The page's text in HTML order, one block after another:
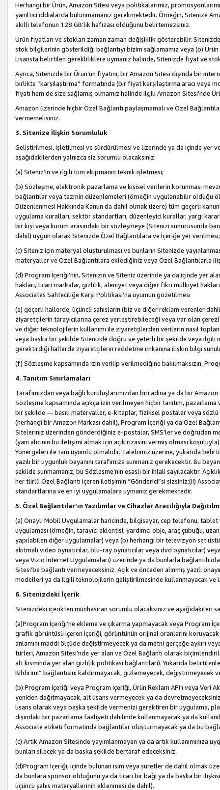
Herhangi bir Ürün, Amazon Sitesi veya politikalarımız,
yanıltıcı iddialarda bulunmamanız gerekmektedir. Örneğin, Sitenize
akıllı telefonun 128 GB’lık hafızası olduğunu belirtemezsiniz.
Ürün fiyatları ve stokları zaman zaman değişiklik gösterebilir.
stok bilgilerinin gösterildiği bağlantıyı bizim sağlamamız veya (b)
Lisansta belirtilen gerekliliklere uymanız halinde, Sitenizde fiyat ve
Ayrıca, Sitenizde bir Ürün’ün fiyatını, bir Amazon Sitesi dışında bir
birlikte “karşılaştırma” formatında (bir fiyat karşılaştırma aracı veya
fiyatı hem de size sağlamış olmamız halinde ilgili Amazon Sitesi’nde
Amazon üzerinde hiçbir Özel Bağlantı paylaşmamalı ve Özel
vermemelisiniz.
3. Sitenize İlişkin Sorumluluk
Geliştirilmesi, işletilmesi ve sürdürülmesi ve üzerinde ya da içinde yer
aşağıdakilerden yalnızca siz sorumlu olacaksınız:
(a) Siteniz’in ve ilgili tüm ekipmanın teknik işletmesi;
(b) Sözleşme, elektronik pazarlama ve kişisel verilerin korunması
bağlantılar veya tazmin düzenlemeleri (örneğin uygulanabilir olduğu
Düzenlenmesi Hakkında Kanun da dahil olmak üzere) tüm geçerli
uygulama kuralları, sektör standartları, düzenleyici kurallar, yargı
bir kişi veya kurum arasındaki bir sözleşmeye (Sitenizi sunucusunda
dahil) uygun olarak Sitenizde Özel Bağlantılara ve İçeriğe yer verilmesi;
(c) Siteniz için materyal oluşturulması ve bunların Sitenizde
materyaller ve Özel Bağlantılara eklediğiniz veya Özel Bağlantılarla
(d) Program İçeriği’nin, Sitenizin ve Siteniz üzerinde ya da içinde yer
hakları, ticari markalar, gizlilik, aleniyet veya diğer fikri mülkiyet
Associates Sahteciliğe Karşı Politikası’na uyumun gözetilmesi
(e) geçerli hallerde, üçüncü şahısların (biz ve diğer reklam verenler
ziyaretçilerin tarayıcılarına çerez yerleştirebileceği veya var olan
ve diğer teknolojilerin kullanımı ile ziyaretçilerden verilerin nasıl
veya başka bir şekilde Sitenizde doğru ve yeterli bir şekilde veya ilgili
gerektirdiği hallerde ziyaretçilerin reddetme imkanına ilişkin bilgi
(f) Sözleşme kapsamında izin verilip verilmediğine bakılmaksızın,
4. Tanıtım Sınırlamaları
Tarafımızdan veya bağlı kuruluşlarımızdan biri adına ya da bir
Sözleşme kapsamında açıkça izin verilmeyen hiçbir tanıtım,
bir şekilde — basılı materyaller, e-kitaplar, fiziksel postalar veya sözlü
(herhangi bir Amazon Markası dahil), Program İçeriği ya da Özel
Siteleriniz üzerinden gönderdiğiniz e-postalar, SMS’ler ve doğrudan
(yani alıcının bu iletişimi almak için açık rızasını vermiş olması
Yönergeleri ile tam uyumlu olmalıdır. Talebimiz üzerine, yukarıda
yazılı bir uygunluk beyanını tarafımıza sunmanız gerekecektir. Bu
şekilde sunmamanız, bu Sözleşme’nin esaslı bir ihlali sayılacaktır.
her türlü Özel Bağlantı içeren iletişimin “Gönderici”si sizsiniz;(ii)
standartlarına ve en iyi uygulamalara uymanız gerekmektedir.
5. Özel Bağlantılar’ın Yazılımlar ve Cihazlar Aracılığıyla
(a) Onaylı Mobil Uygulamalar haricinde, bilgisayar, cep telefonu,
uygulaması (örneğin, tarayıcı eklentisi, yardımcı obje, araç çubuğu,
yapılabilen diğer uygulamalar) veya (b) herhangi bir televizyon set
akıtmalı video oynatıcılar, blu-ray oynatıcılar veya dvd oynatıcılar)
veya Vizio İnternet Uygulamaları) üzerinde ya da bunlarla bağlantılı
Sitesi’be bağlantı vermeyeceksiniz. Açık ve önceden alınmış yazılı
modelleri ya da ilgili teknolojilerin geliştirilmesinde kullanmayacak ve
6. Sitenizdeki İçerik
Sitenizdeki içerikten münhasıran sorumlu olacaksınız ve aşağıdakileri
(a)Program İçeriği’ne ekleme ve çıkarma yapmayacak veya Program
grafik görüntüsü içeren İçeriği, görüntünün orijinal oranlarını
anlamını maddi ölçüde değiştirmeyecek ya da metni gerçeğe aykırı
türleri, Amazon Sitesi’nde yer alan ve Özel Bağlantı olarak
alt kısmında yer alan gizlilik politikası bağlantıları). Yukarıda
Bildirimi” bağlantısını kaldırmayacak, gizlemeyecek,
(b) Program İçeriği veya Program İçeriği, Ürün Reklam API’ı veya Veri
yeniden dağıtmayacak, alt lisans vermeyecek ya da
lisans olarak veya başka şekilde vermenizi gerektiren bir uygulama,
dışındaki bir pazarlama faaliyeti dahilinde kullanmayacak ya da
Associate etiketi formatında bağlantılar oluşturmayacak ya da bu
(c) Artık Amazon Sitesinde yayımlanmayan ya da artık kullanımınıza
bunları silecek ya da başka şekilde bertaraf edeceksiniz.
(d)Program İçeriği, içinde bulunan isim veya suretler de dahil olmak
da bunlara sponsor olduğunu ya da ticari bir bağı ya da başka bir
üçüncü şahıs materyallerinin eklenmesi de dahil).